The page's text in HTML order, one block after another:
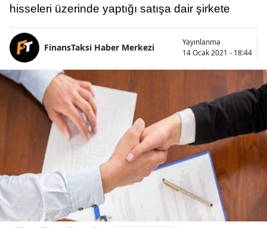
hisseleri üzerinde yaptığı satışa dair şirkete
FinansTaksi Haber Merkezi
Yayınlanma
14 Ocak 2021 - 18:44